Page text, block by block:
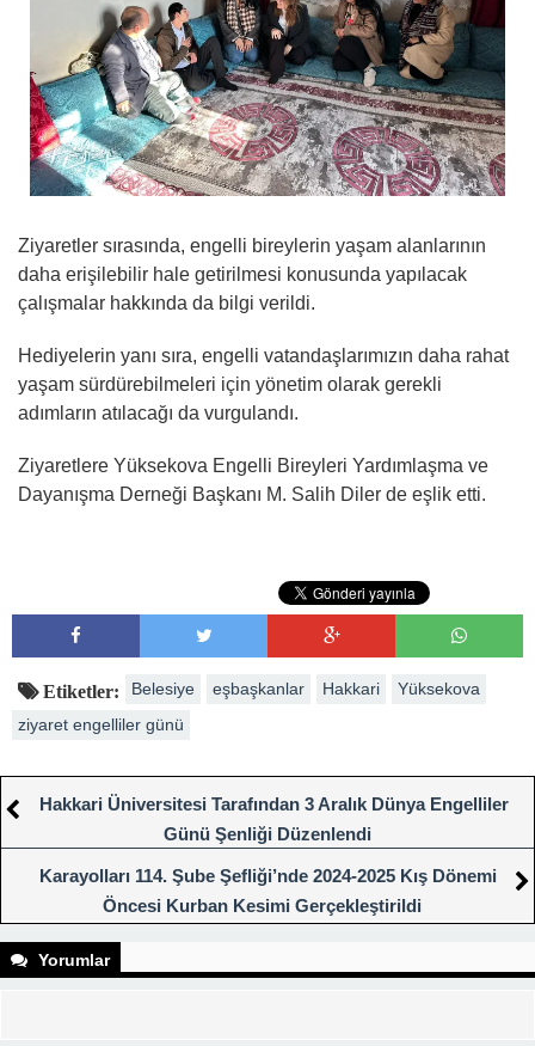
Ziyaretler sırasında, engelli bireylerin yaşam alanlarının
daha erişilebilir hale getirilmesi konusunda yapılacak
çalışmalar hakkında da bilgi verildi.
Hediyelerin yanı sıra, engelli vatandaşlarımızın daha rahat
yaşam sürdürebilmeleri için yönetim olarak gerekli
adımların atılacağı da vurgulandı.
Ziyaretlere Yüksekova Engelli Bireyleri Yardımlaşma ve
Dayanışma Derneği Başkanı M. Salih Diler de eşlik etti.
Etiketler: Belesiye eşbaşkanlar Hakkari
Yüksekova
ziyaret engelliler günü
Hakkari Üniversitesi Tarafından 3 Aralık Dünya Engelliler
Günü Şenliği Düzenlendi
Karayolları 114. Şube Şefliği’nde 2024-2025 Kış Dönemi
Öncesi Kurban Kesimi Gerçekleştirildi
Yorumlar